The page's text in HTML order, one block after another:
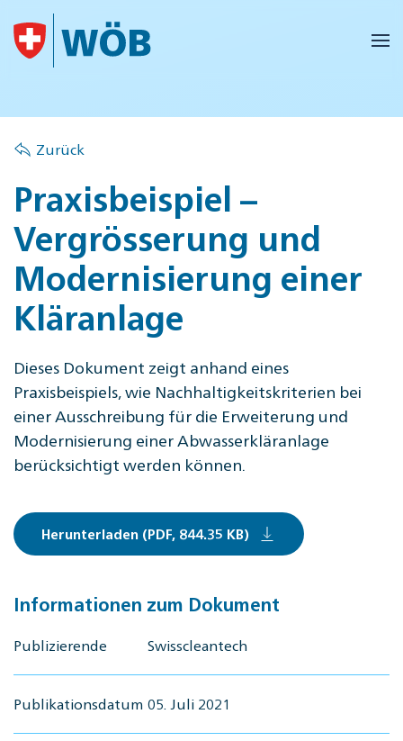
Skip to main content
Zurück
Praxisbeispiel –
Vergrösserung und
Modernisierung einer
Kläranlage
Dieses Dokument zeigt anhand eines
Praxisbeispiels, wie Nachhaltigkeitskriterien bei
einer Ausschreibung für die Erweiterung und
Modernisierung einer Abwasserkläranlage
berücksichtigt werden können.
Herunterladen (PDF, 844.35 KB)
Informationen zum Dokument
Publizierende Swisscleantech
Publikationsdatum 05. Juli 2021